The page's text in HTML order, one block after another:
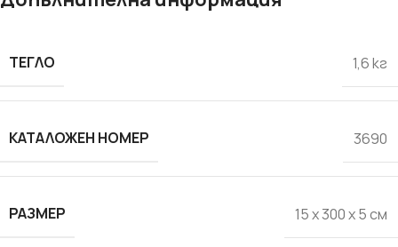
ТЕГЛО 1,6 кг
КАТАЛОЖЕН НОМЕР 3690
РАЗМЕР 15 x 300 x 5 см